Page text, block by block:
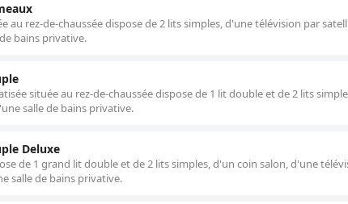
au rez-de-chaussée dispose de 2 lits simples, d'une télévision par
bains privative.
située au rez-de-chaussée dispose de 1 lit double et de 2 lits
salle de bains privative.
Deluxe
de 1 grand lit double et de 2 lits simples, d'un coin salon, d'une
salle de bains privative.